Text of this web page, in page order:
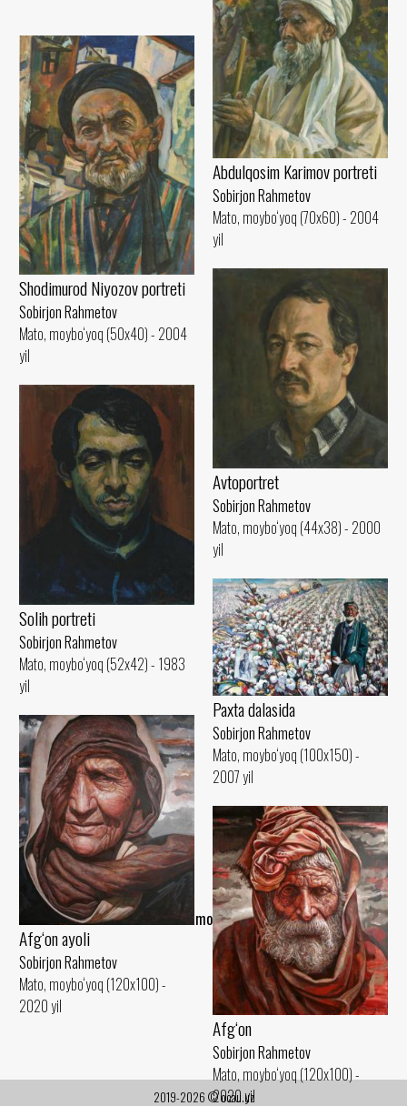
Abdulqosim Karimov portreti
Sobirjon Rahmetov
Mato, moybo‘yoq (70x60) - 2004
yil
Shodimurod Niyozov portreti
Sobirjon Rahmetov
Mato, moybo‘yoq (50x40) - 2004
yil
Avtoportret
Sobirjon Rahmetov
Mato, moybo‘yoq (44x38) - 2000
yil
Solih portreti
Sobirjon Rahmetov
Mato, moybo‘yoq (52x42) - 1983
yil
Paxta dalasida
Sobirjon Rahmetov
Mato, moybo‘yoq (100x150) -
2007 yil
Afg‘on ayoli
Sobirjon Rahmetov
Mato, moybo‘yoq (120x100) -
2020 yil
Afg‘on
Sobirjon Rahmetov
Mato, moybo‘yoq (120x100) -
2020 yil
..Tamom..
2019-2026 © ocau.uz